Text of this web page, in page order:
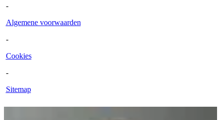
-
Algemene voorwaarden
-
Cookies
-
Sitemap